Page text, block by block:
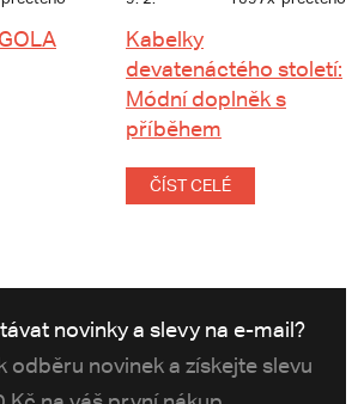
Kabelky
devatenáctého století:
Módní doplněk s
příběhem
ČÍST CELÉ
novinky a slevy na e-mail?
odběru novinek a získejte slevu